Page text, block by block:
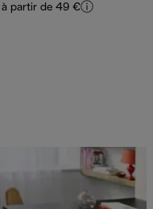
à partir de 49 €